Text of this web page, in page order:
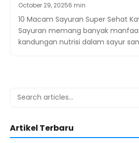
October 29, 20256 min
10 Macam Sayuran Super Sehat
Sayuran memang banyak
kandungan nutrisi dalam sayur
Search
Artikel Terbaru